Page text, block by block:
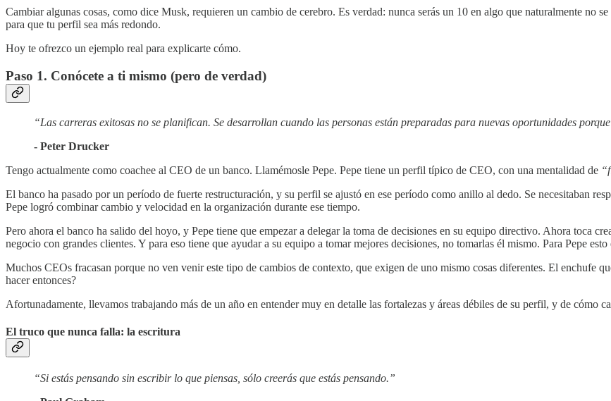
Cambiar algunas cosas, como dice Musk, requieren un cambio de cerebro. Es verdad: nunca serás un 10 en algo que naturalmente no
para que tu perfil sea más redondo.
Hoy te ofrezco un ejemplo real para explicarte cómo.
Paso 1. Conócete a ti mismo (pero de verdad)
“Las carreras exitosas no se planifican. Se desarrollan cuando las personas están preparadas para nuevas oportunidades
- Peter Drucker
Tengo actualmente como coachee al CEO de un banco. Llamémosle Pepe. Pepe tiene un perfil típico de CEO, con una mentalidad de
El banco ha pasado por un período de fuerte restructuración, y su perfil se ajustó en ese período como anillo al dedo. Se necesitaban
Pepe logró combinar cambio y velocidad en la organización durante ese tiempo.
Pero ahora el banco ha salido del hoyo, y Pepe tiene que empezar a delegar la toma de decisiones en su equipo directivo. Ahora toca
negocio con grandes clientes. Y para eso tiene que ayudar a su equipo a tomar mejores decisiones, no tomarlas él mismo. Para Pepe
Muchos CEOs fracasan porque no ven venir este tipo de cambios de contexto, que exigen de uno mismo cosas diferentes. El enchufe
hacer entonces?
Afortunadamente, llevamos trabajando más de un año en entender muy en detalle las fortalezas y áreas débiles de su perfil, y de cómo
El truco que nunca falla: la escritura
“Si estás pensando sin escribir lo que piensas, sólo creerás que estás pensando.”